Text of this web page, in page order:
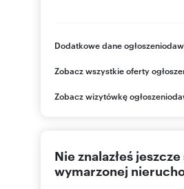
Dodatkowe dane
ul. Kielnieńska 57
pomorskie
607 60 Pokaż
Zobacz wszystkie oferty
Zobacz wizytówkę
Nie znalazłeś
wymarzonej